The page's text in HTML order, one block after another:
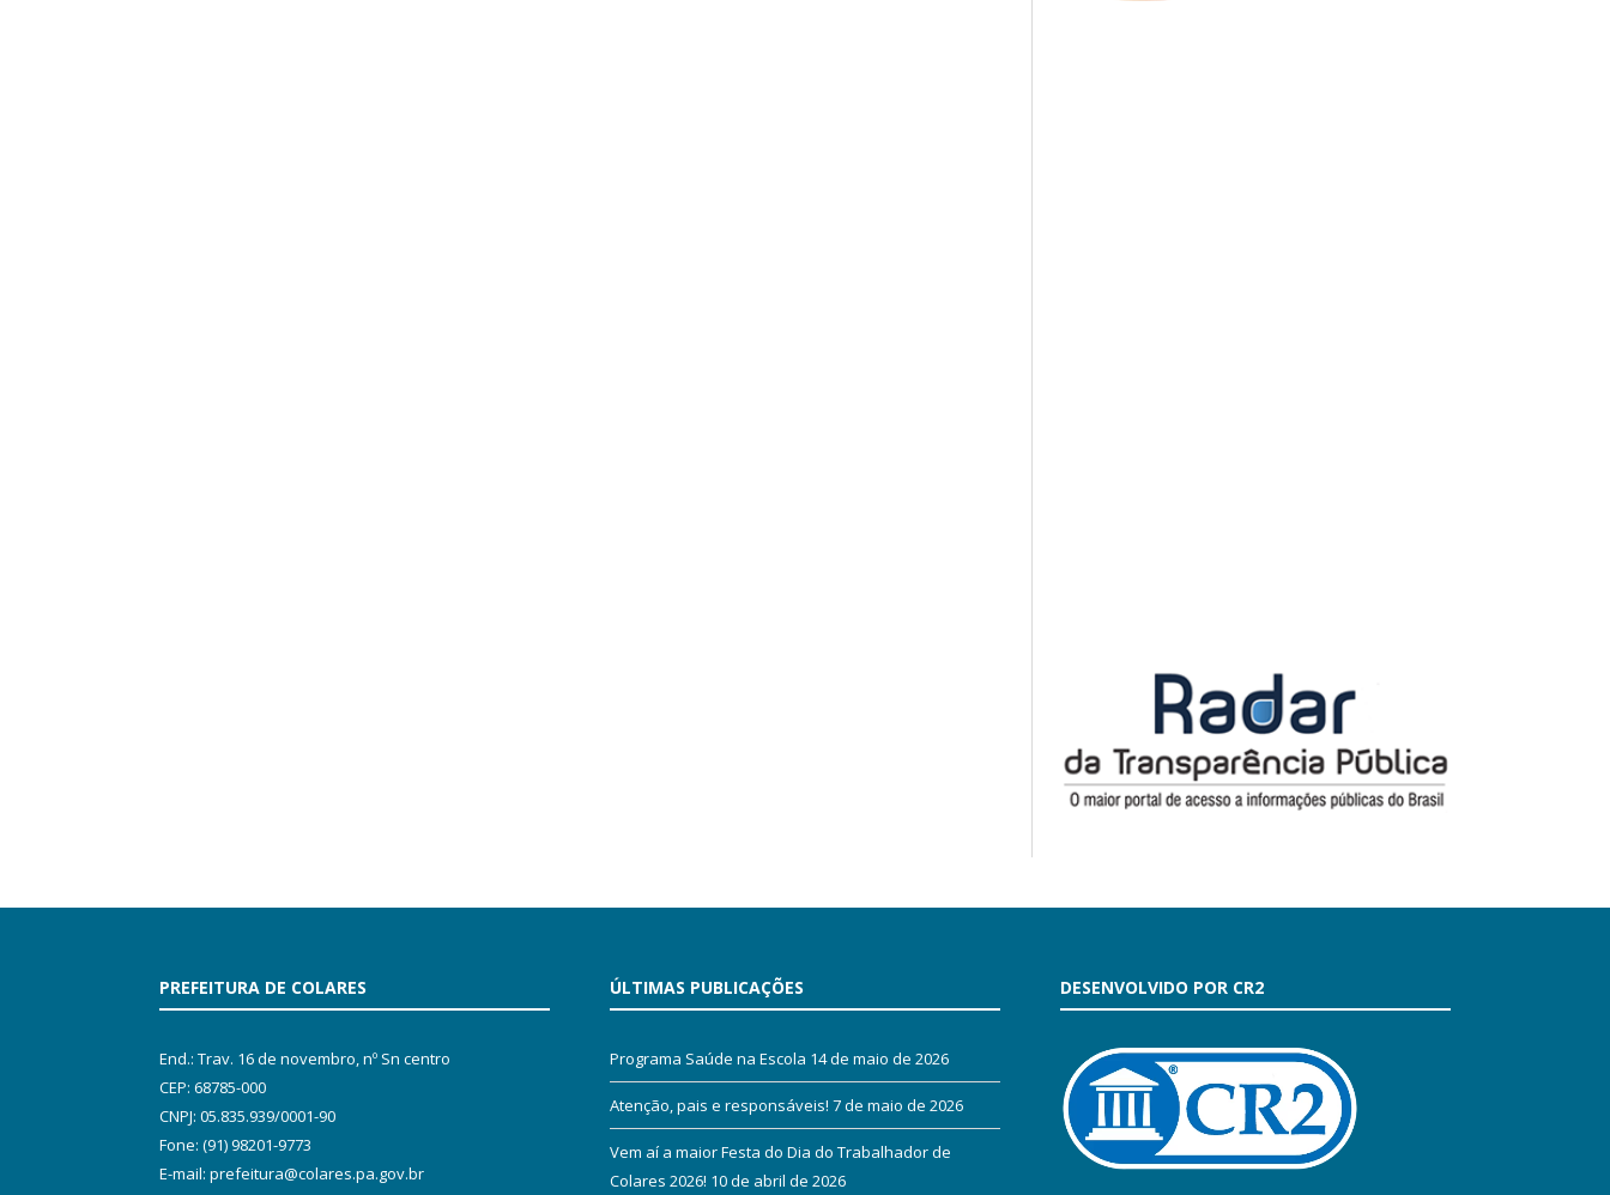
PREFEITURA DE COLARES
End.: Trav. 16 de novembro, nº Sn centro
CEP: 68785-000
CNPJ: 05.835.939/0001-90
Fone: (91) 98201-9773
E-mail: prefeitura@colares.pa.gov.br
ÚLTIMAS PUBLICAÇÕES
Programa Saúde na Escola 14 de maio de 2026
Atenção, pais e responsáveis! 7 de maio de 2026
Vem aí a maior Festa do Dia do Trabalhador de
Colares 2026! 10 de abril de 2026
DESENVOLVIDO POR CR2